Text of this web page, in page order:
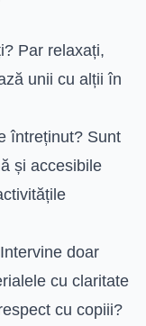
Par relaxați,
unii cu alții în
întreținut? Sunt
și accesibile
doar
cu claritate
cu copiii?